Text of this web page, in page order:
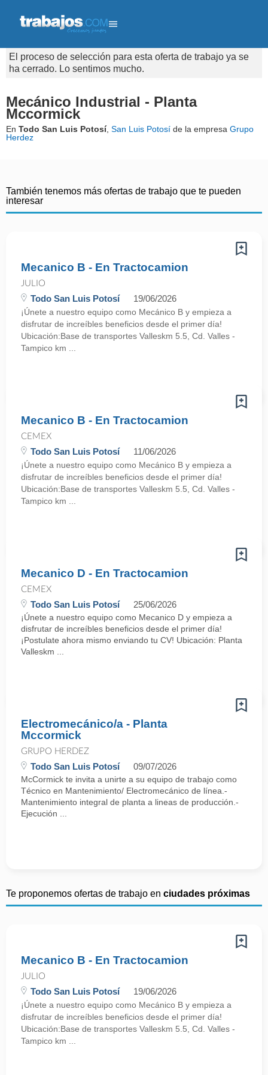
El proceso de selección para esta oferta de trabajo ya se
ha cerrado. Lo sentimos mucho.
Mecánico Industrial - Planta
Mccormick
En Todo San Luis Potosí, San Luis Potosí de la empresa Grupo
Herdez
También tenemos más ofertas de trabajo que te pueden
interesar
Mecanico B - En Tractocamion
JULIO
Todo San Luis Potosí 19/06/2026
¡Únete a nuestro equipo como Mecánico B y empieza a
disfrutar de increíbles beneficios desde el primer día!
Ubicación:Base de transportes Valleskm 5.5, Cd. Valles -
Tampico km ...
Mecanico B - En Tractocamion
CEMEX
Todo San Luis Potosí 11/06/2026
¡Únete a nuestro equipo como Mecánico B y empieza a
disfrutar de increíbles beneficios desde el primer día!
Ubicación:Base de transportes Valleskm 5.5, Cd. Valles -
Tampico km ...
Mecanico D - En Tractocamion
CEMEX
Todo San Luis Potosí 25/06/2026
¡Únete a nuestro equipo como Mecanico D y empieza a
disfrutar de increíbles beneficios desde el primer día!
¡Postulate ahora mismo enviando tu CV! Ubicación: Planta
Valleskm ...
Electromecánico/a - Planta
Mccormick
GRUPO HERDEZ
Todo San Luis Potosí 09/07/2026
McCormick te invita a unirte a su equipo de trabajo como
Técnico en Mantenimiento/ Electromecánico de línea.-
Mantenimiento integral de planta a lineas de producción.-
Ejecución ...
Te proponemos ofertas de trabajo en ciudades próximas
Mecanico B - En Tractocamion
JULIO
Todo San Luis Potosí 19/06/2026
¡Únete a nuestro equipo como Mecánico B y empieza a
disfrutar de increíbles beneficios desde el primer día!
Ubicación:Base de transportes Valleskm 5.5, Cd. Valles -
Tampico km ...